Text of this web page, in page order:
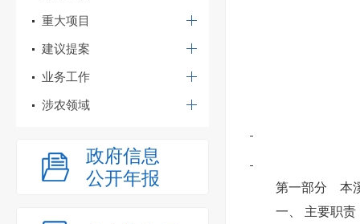
重大项目
建议提案
业务工作
涉农领域
政府信息
公开年报
第一部分 本
一、 主要职责